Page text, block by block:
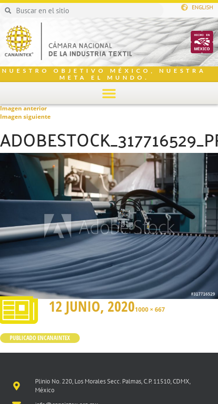
ENGLISH
NUESTRO OBJETIVO MÉXICO, NUESTRA
META EL MUNDO.
Imagen anterior
Imagen siguiente
12 JUNIO, 20201000 × 667
PUBLICADO ENCANAINTEX
Plinio No. 220, Los Morales Secc. Palmas, C.P. 11510, CDMX,
México